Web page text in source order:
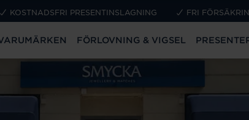
KOSTNADSFRI PRESENTINSLAGNING FRI
FÖRLOVNING & VIGSEL